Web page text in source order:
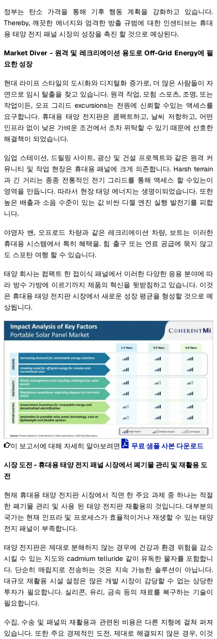
정부는 탄소 가격을 통해 기후 행동 계획을 강화하고 있습니다.
Thereby, 깨끗한 에너지와 엄격한 방출 규범에 대한 인센티브는 휴대
용 태양 전지 패널 시장의 성장을 촉진 할 것으로 예상된다.
Market Diver - 원격 및 레크리에이션 용도로 Off-Grid Energy에 필
요한 성장
현대 라이프 스타일의 도시화와 디지털화 증가로, 더 많은 사람들이 자
연으로 임시 탈출을 찾고 있습니다. 원격 작업, 모험 스포츠, 조명, 또는
작업이든, 오프 그리드 excursions는 전원에 신뢰할 수있는 액세스를
요구합니다. 휴대용 태양 전지판은 콤팩트하고, 날씨 저항하고, 어떤
인프라 없이 낮은 가벼운 조건에서 조차 위탁할 수 있기 때문에 선호한
해결책이 되었습니다.
임업 스테이션, 드릴링 사이트, 광산 및 건설 프로젝트와 같은 원격 커
뮤니티 및 작업 현장은 휴대용 패널에 크게 의존합니다. Harsh terrain
과 긴 거리는 종종 전통적인 전기 그리드를 통해 액세스 할 수있는이
영역을 만듭니다. 따라서 현장 태양 에너지는 생명이되었습니다. 또한
높은 배출과 소음 수준이 있는 값 비싼 디젤 엔진 실행 발전기를 피합
니다.
야영자 밴, 오프로드 차량과 같은 레크리에이션 차량, 보트는 이러한
휴대용 시스템에서 특히 혜택을. 힘 출구 또는 연료 공급에 묶지 않고
도 스포탄 여행 할 수 있습니다.
태양 회사는 컴팩트 한 접이식 패널에서 이러한 다양한 응용 분야에 따
라 방수 가방에 이르기까지 제품의 혁신을 뒷받침하고 있습니다. 이것
은 휴대용 태양 전지판 시장에서 새로운 성장 평균을 형성할 것으로 예
상됩니다.
이 보고서에 대해 자세히 알아보려면 무료 샘플 사본 다운로드
시장 도전 - 휴대용 태양 전지 패널 시장에서 폐기물 관리 및 재활용 도
전
현재 휴대용 태양 전지판 시장에서 직면 한 주요 과제 중 하나는 적절
한 폐기물 관리 및 사용 된 태양 전지판 재활용의 것입니다. 대부분의
국가는 현재 인프라 및 프로세스가 효율적이거나 재생할 수 있는 태양
전지 패널이 부족합니다.
태양 전지판은 제대로 분해하지 않는 경우에 건강과 환경 위험을 감소
시킬 수 있는 지도와 cadmium telluride 같이 유독한 물자를 포함합니
다. 단순히 매립지로 전송하는 것은 지속 가능한 솔루션이 아닙니다.
대규모 재활용 시설 설정은 많은 개발 시장이 감당할 수 없는 상당한
투자가 필요합니다. 실리콘, 유리, 금속 등의 재료를 복구하는 기술이
필요합니다.
수집, 수송 및 패널의 재활용과 관련된 비용은 다른 지형에 걸쳐 퍼져
있습니다. 또한 주요 경제적인 도전. 제대로 해결되지 않은 경우, 이것